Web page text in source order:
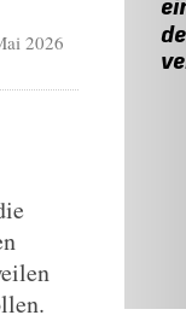
2026